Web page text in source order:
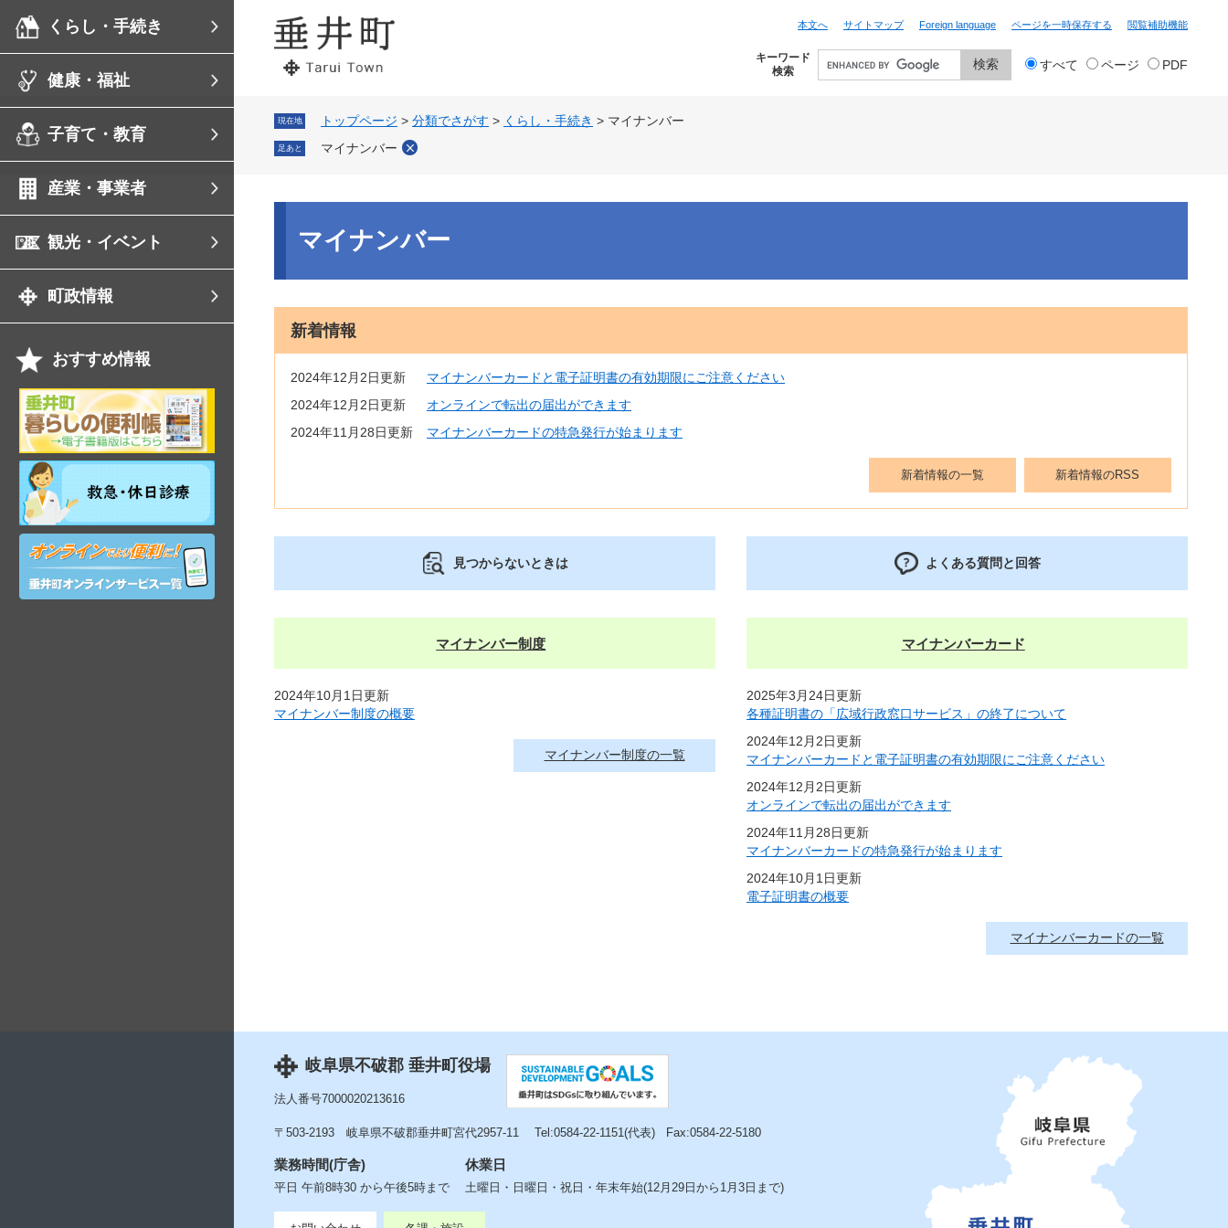
す。
本文へ サイトマップ Foreign language ページを一時保存する 閲覧補助機能
くらし・手続き
健康・福祉
子育て・教育
産業・事業者
観光・イベント
町政情報
おすすめ情報
岐
阜
県
垂
井
町
観
光
イ
ド
祝
日・
年
末
始
昼
間
ン
ラ
イ
キーワード
検索
検 すべて ページ PDF
現在地 トップページ > 分類でさがす > くらし・手続き > マイナンバー
足あと マイナンバー
マイナンバー
新着情報
2024年12月2日更新
マイナンバーカードと電子証明書の有効期限にご注意ください
2024年12月2日更新
オンラインで転出の届出ができます
2024年11月28日更新
マイナンバーカードの特急発行が始まります
新着情報の一覧 新着情報のRSS
見つからないときは よくある質問と回答
マイナンバー制度
2024年10月1日更新
マイナンバー制度の概要
マイナンバー制度の一覧
マイナンバーカード
2025年3月24日更新
各種証明書の「広域行政窓口サービス」の終了について
2024年12月2日更新
マイナンバーカードと電子証明書の有効期限にご注意ください
2024年12月2日更新
オンラインで転出の届出ができます
2024年11月28日更新
マイナンバーカードの特急発行が始まります
2024年10月1日更新
電子証明書の概要
マイナンバーカードの一覧
岐阜県不破郡 垂井町役場
法人番号7000020213616
〒503-2193 岐阜県不破郡垂井町宮代2957-11 Tel:0584-22-1151(代表) Fax:0584-22-5180
業務時間(庁舎)
平日 午前8時30 から午後5時まで
休業日
土曜日・日曜日・祝日・年末年始(12月29日から1月3日まで)